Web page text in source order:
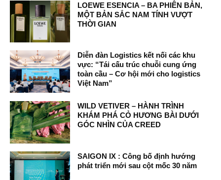
LOEWE ESENCIA – BA PHIÊN BẢN,
MỘT BẢN SẮC NAM TÍNH VƯỢT
THỜI GIAN
Diễn đàn Logistics kết nối các khu
vực: “Tái cấu trúc chuỗi cung ứng
toàn cầu – Cơ hội mới cho logistics
Việt Nam”
WILD VETIVER – HÀNH TRÌNH
KHÁM PHÁ CỎ HƯƠNG BÀI DƯỚI
GÓC NHÌN CỦA CREED
SAIGON IX : Công bố định hướng
phát triển mới sau cột mốc 30 năm